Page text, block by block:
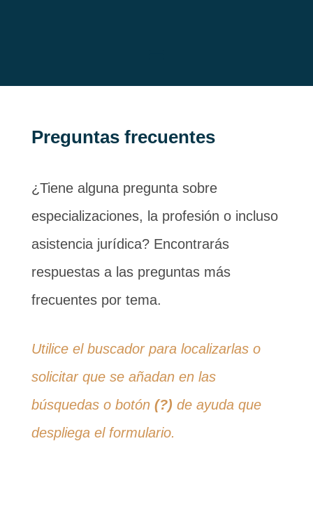
Preguntas frecuentes
¿Tiene alguna pregunta sobre
especializaciones, la profesión o incluso
asistencia jurídica? Encontrarás
respuestas a las preguntas más
frecuentes por tema.
Utilice el buscador para localizarlas o
solicitar que se añadan en las
búsquedas o botón (?) de ayuda que
despliega el formulario.